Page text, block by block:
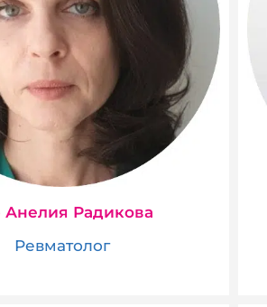
Радикова
Ревматолог